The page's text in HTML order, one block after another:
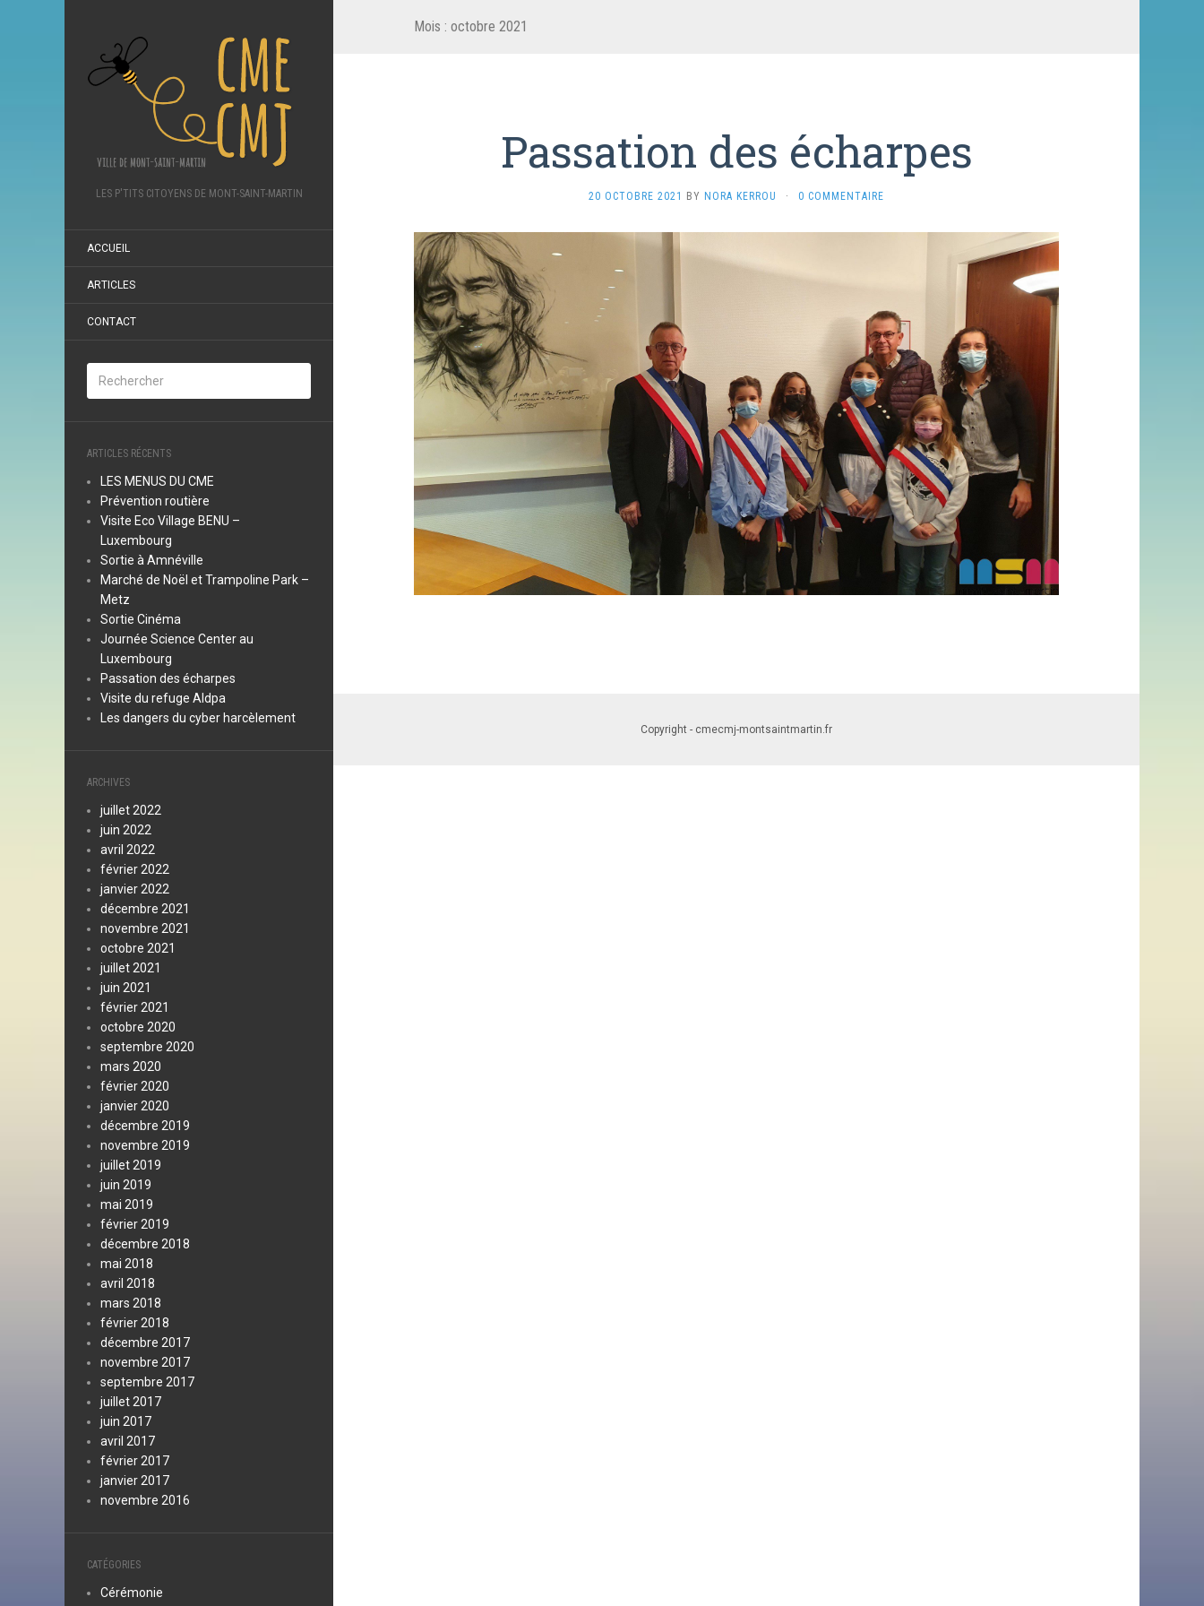
LES P'TITS CITOYENS DE MONT-SAINT-MARTIN
ACCUEIL
ARTICLES
CONTACT
ARTICLES RÉCENTS
LES MENUS DU CME
Prévention routière
Visite Eco Village BENU –
Luxembourg
Sortie à Amnéville
Marché de Noël et Trampoline Park –
Metz
Sortie Cinéma
Journée Science Center au
Luxembourg
Passation des écharpes
Visite du refuge Aldpa
Les dangers du cyber harcèlement
ARCHIVES
juillet 2022
juin 2022
avril 2022
février 2022
janvier 2022
décembre 2021
novembre 2021
octobre 2021
juillet 2021
juin 2021
février 2021
octobre 2020
septembre 2020
mars 2020
février 2020
janvier 2020
décembre 2019
novembre 2019
juillet 2019
juin 2019
mai 2019
février 2019
décembre 2018
mai 2018
avril 2018
mars 2018
février 2018
décembre 2017
novembre 2017
septembre 2017
juillet 2017
juin 2017
avril 2017
février 2017
janvier 2017
novembre 2016
CATÉGORIES
Cérémonie
Mois : octobre 2021
Passation des écharpes
20 OCTOBRE 2021 BY NORA KERROU · 0 COMMENTAIRE
Copyright - cmecmj-montsaintmartin.fr